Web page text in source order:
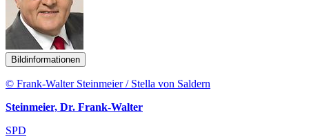
Bildinformationen
© Frank-Walter Steinmeier / Stella von Saldern
Steinmeier, Dr. Frank-Walter
SPD